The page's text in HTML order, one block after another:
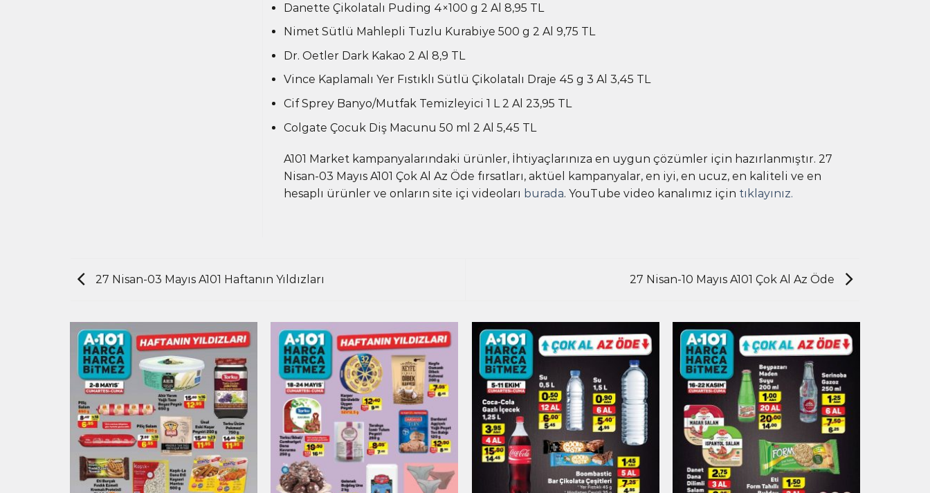
Danette Çikolatalı Puding 4×100 g 2 Al 8,95 TL
Nimet Sütlü Mahlepli Tuzlu Kurabiye 500 g 2 Al 9,75 TL
Dr. Oetler Dark Kakao 2 Al 8,9 TL
Vince Kaplamalı Yer Fıstıklı Sütlü Çikolatalı Draje 45 g 3 Al 3,45 TL
Cif Sprey Banyo/Mutfak Temizleyici 1 L 2 Al 23,95 TL
Colgate Çocuk Diş Macunu 50 ml 2 Al 5,45 TL
A101 Market kampanyalarındaki ürünler, İhtiyaçlarınıza en uygun çözümler için hazırlanmıştır. 27
Nisan-03 Mayıs A101 Çok Al Az Öde fırsatları, aktüel kampanyalar, en iyi, en ucuz, en kaliteli ve en
hesaplı ürünler ve onların site içi videoları burada. YouTube video kanalımız için tıklayınız.
27 Nisan-03 Mayıs A101 Haftanın Yıldızları 27 Nisan-10 Mayıs A101 Çok Al Az Öde